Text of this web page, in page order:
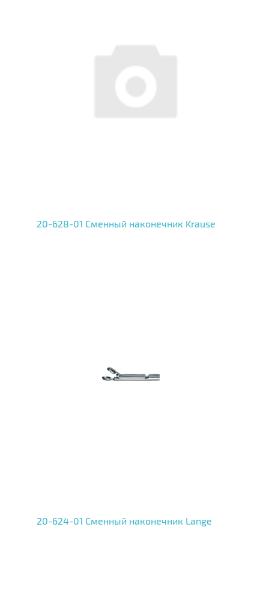
20-628-01 Сменный наконечник Krause
20-624-01 Сменный наконечник Lange